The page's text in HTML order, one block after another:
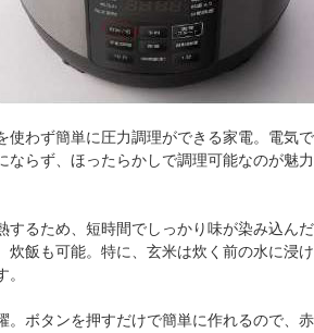
使わず簡単に圧力調理ができる家電。電気で
ならず、ほったらかしで調理可能なのが魅力
するため、短時間でしっかり味が染み込んだ
炊飯も可能。特に、玄米は炊く前の水に浸け
。ボタンを押すだけで簡単に作れるので、赤